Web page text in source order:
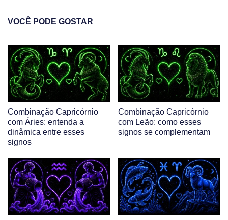
VOCÊ PODE GOSTAR
Combinação Capricórnio
com Áries: entenda a
dinâmica entre esses
signos
Combinação Capricórnio
com Leão: como esses
signos se complementam